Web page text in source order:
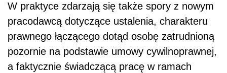
W praktyce zdarzają się także spory z nowym
pracodawcą dotyczące ustalenia, charakteru
prawnego łączącego dotąd osobę zatrudnioną
pozornie na podstawie umowy cywilnoprawnej,
a faktycznie świadczącą pracę w ramach